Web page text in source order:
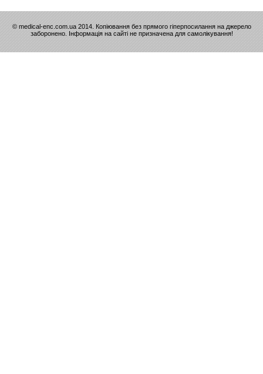
© medical-enc.com.ua 2014. Копіювання без прямого гіперпосилання на джерело
заборонено. Інформація на сайті не призначена для самолікування!